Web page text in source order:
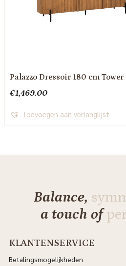
Palazzo Dressoir 180 cm
€1,469.00
Toevoegen aan verlanglijst
Balance,
a touch of
KLANTENSERVICE
Betalingsmogelijkheden